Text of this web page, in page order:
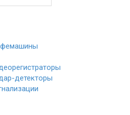
детекторы